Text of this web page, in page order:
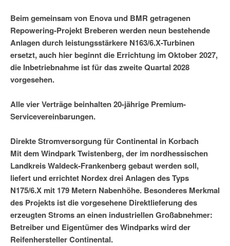
Beim gemeinsam von Enova und BMR getragenen
Repowering-Projekt Breberen werden neun bestehende
Anlagen durch leistungsstärkere N163/6.X-Turbinen
ersetzt, auch hier beginnt die Errichtung im Oktober 2027,
die Inbetriebnahme ist für das zweite Quartal 2028
vorgesehen.
Alle vier Verträge beinhalten 20-jährige Premium-
Servicevereinbarungen.
Direkte Stromversorgung für Continental in Korbach
Mit dem Windpark Twistenberg, der im nordhessischen
Landkreis Waldeck-Frankenberg gebaut werden soll,
liefert und errichtet Nordex drei Anlagen des Typs
N175/6.X mit 179 Metern Nabenhöhe. Besonderes Merkmal
des Projekts ist die vorgesehene Direktlieferung des
erzeugten Stroms an einen industriellen Großabnehmer:
Betreiber und Eigentümer des Windparks wird der
Reifenhersteller Continental.